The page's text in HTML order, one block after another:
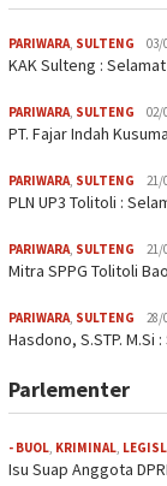
PARIWARA SULTENG 03/
KAK Sulteng :
PARIWARA SULTENG 02/
PT. Fajar Indah
PARIWARA SULTENG 21/
PLN UP3 Tolitoli :
PARIWARA SULTENG 21/
Mitra SPPG Tolitoli
PARIWARA SULTENG 28/
Hasdono, S.STP. M.Si
Parlementer
- BUOL, KRIMINAL,
Isu Suap Anggota